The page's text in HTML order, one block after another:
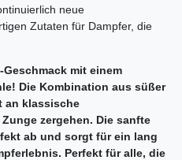
neue
Zutaten für Dampfer, die
mit einem
Die Kombination aus süßer
an klassische
zergehen. Die sanfte
ab und sorgt für ein lang
Perfekt für alle, die